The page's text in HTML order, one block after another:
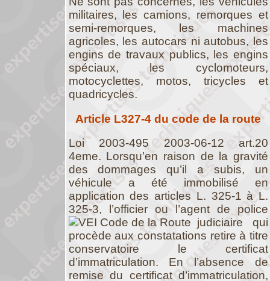
militaires, les camions, remorques et
semi-remorques, les machines
agricoles, les autocars ni autobus, les
engins de travaux publics, les engins
spéciaux, les cyclomoteurs,
motocyclettes, motos, tricycles et
quadricycles.
Article L327-4 du code de la route
Loi 2003-495 2003-06-12 art.20
4eme. Lorsqu’en raison de la gravité
des dommages qu’il a subis, un
véhicule a été immobilisé en
application des articles L. 325-1 à L.
325-3, l’officier ou l’agent de police
judiciairequi
procède aux constatations retire à titre
conservatoire le certificat
d’immatriculation. En l’absence de
remise du certificat d’immatriculation,